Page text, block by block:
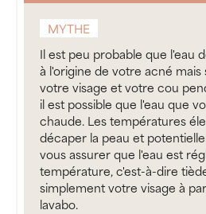
MYTHE
Il est peu probable que l'eau
à l'origine de votre acné
votre visage et votre cou
il est possible que l'eau que
chaude. Les températures
décaper la peau et
vous assurer que l'eau est
température, c'est-à-dire
simplement votre visage à
lavabo.